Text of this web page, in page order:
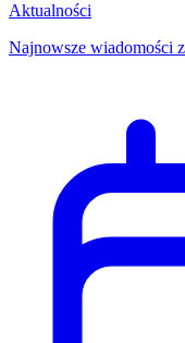
Aktualności
Najnowsze wiadomości